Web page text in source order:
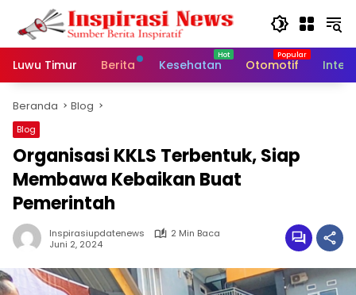
Langsung
konten
Luwu Timur
Berita Kesehatan Otomotif
Beranda Blog
Blog
Organisasi KKLS Terbentuk, Siap
Membawa Kebaikan Buat
Pemerintah
Inspirasiupdatenews
2 Min Baca
Juni 2, 2024